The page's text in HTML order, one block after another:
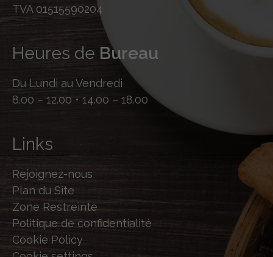
TVA 01515590204
Heures de Bureau
Du Lundi au Vendredi
8.00 – 12.00 • 14.00 – 18.00
Links
Rejoignez-nous
Plan du Site
Zone Restreinte
Politique de confidentialité
Cookie Policy